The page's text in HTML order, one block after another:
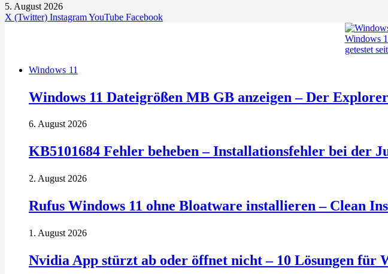
5. August 2026
X (Twitter) InstagramYouTube Facebook
Windows 11
Windows 11 Dateigrößen MB GB anzeigen – Der
6. August 2026
KB5101684 Fehler beheben – Installationsfehler bei der
2. August 2026
Rufus Windows 11 ohne Bloatware installieren – Clean
1. August 2026
Nvidia App stürzt ab oder öffnet nicht – 10 Lösungen für